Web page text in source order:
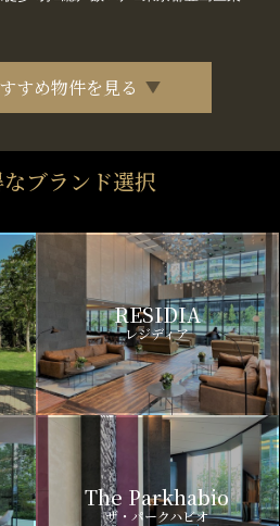
すめ物件を見る
ブランド選択
RESIDIA
レジディア
The Parkhabio
ザ・パークハビオ